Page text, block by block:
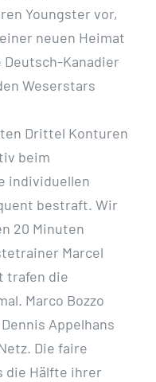
Youngster vor,
neuen Heimat
Kanadier
Weserstars
Drittel Konturen
beim
individuellen
bestraft. Wir
20 Minuten
Marcel
trafen die
Marco Bozzo
Appelhans
Die faire
die Hälfte ihrer